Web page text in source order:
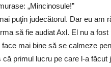
„Mincinosule!”
puţin judecătorul. Dar eu
să fie audiat Axl. El nu a
mai bine să se calmeze
primul lucru pe care l-a